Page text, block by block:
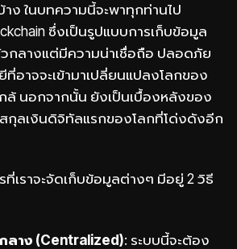
างในบทความนี้จะพาทุกท่านไป
ซึ่งเป็นรูปแบบการเก็บข้อมูล
กลางแต่มีความน่าเชื่อถือ ปลอดภัย
ที่อาจจะเข้ามาเปลี่ยนแปลงโลกของ
กล้ นอกจากนั้น ยังเป็นเบื้องหลังของ
กุลเงินดิจิทัลแรกของโลกที่โด่งดังอีก
ที่เราจะจัดเก็บข้อมูลต่างๆ มีอยู่ 2 วิธี
ลาง (Centralized): ระบบนี้จะต้อง